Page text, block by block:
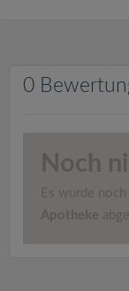
0
Noch
Es wurde
Apotheke